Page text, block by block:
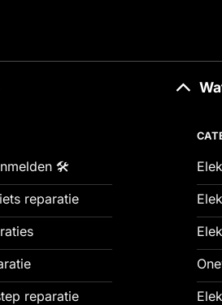
🛠️
reparatie
reparatie